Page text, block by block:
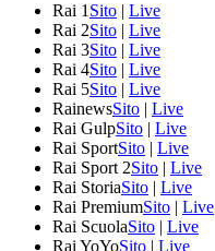
Rai 1 Sito | Live
Rai 2Sito | Live
Rai 3Sito | Live
Rai 4Sito | Live
Rai 5Sito | Live
RainewsSito | Live
Rai GulpSito | Live
Rai SportSito | Live
Rai Sport 2Sito | Live
Rai StoriaSito | Live
Rai PremiumSito | Live
Rai ScuolaSito | Live
Rai YoYoSito | Live